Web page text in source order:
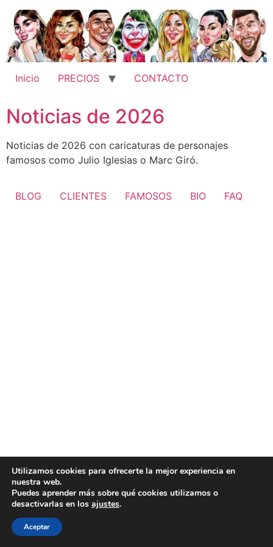
contenido
Inicio PRECIOS CONTACTO
Noticias de 2026
Noticias de 2026 con caricaturas de personajes
famosos como Julio Iglesias o Marc Giró.
BLOG CLIENTES FAMOSOS BIO FAQ
Utilizamos cookies para ofrecerte la mejor experiencia en
nuestra web.
Puedes aprender más sobre qué cookies utilizamos o
desactivarlas en los ajustes.
Aceptar